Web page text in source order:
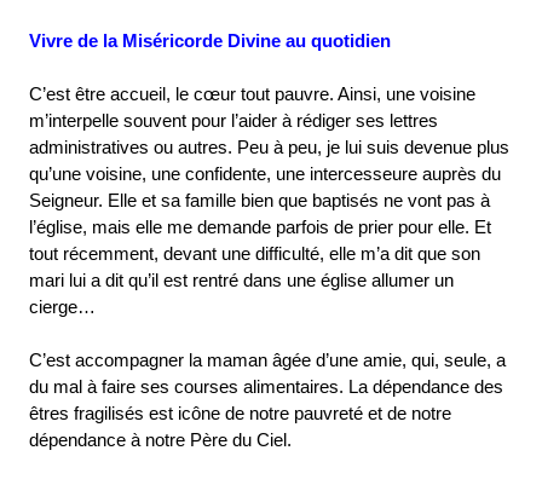
Vivre de la Miséricorde Divine au quotidien
C’est être accueil, le cœur tout pauvre. Ainsi, une voisine
m’interpelle souvent pour l’aider à rédiger ses lettres
administratives ou autres. Peu à peu, je lui suis devenue plus
qu’une voisine, une confidente, une intercesseure auprès du
Seigneur. Elle et sa famille bien que baptisés ne vont pas à
l’église, mais elle me demande parfois de prier pour elle. Et
tout récemment, devant une difficulté, elle m’a dit que son
mari lui a dit qu’il est rentré dans une église allumer un
cierge…
C’est accompagner la maman âgée d’une amie, qui, seule, a
du mal à faire ses courses alimentaires. La dépendance des
êtres fragilisés est icône de notre pauvreté et de notre
dépendance à notre Père du Ciel.